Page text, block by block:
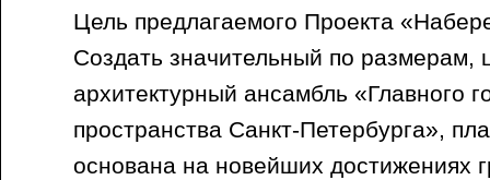
Цель предлагаемого Проекта
Создать значительный по размерам,
архитектурный ансамбль «Главного
пространства Санкт-Петербурга»,
основана на новейших достижениях